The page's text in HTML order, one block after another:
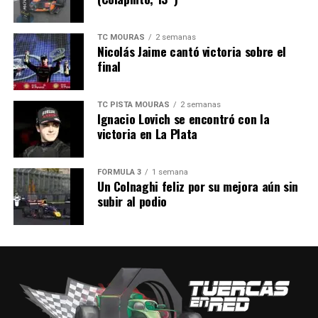
Documentos y Descargas
8 – FINAL C3116,95 KB28
9 – PARCIALES FINAL C3168,46 KB
TC MOURAS 2 semanas
Nicolás Jaime cantó victoria sobre el
final
TC PISTA MOURAS 2 semanas
Ignacio Lovich se encontró con la
victoria en La Plata
FÓRMULA 3 1 semana
Un Colnaghi feliz por su mejora aún sin
subir al podio